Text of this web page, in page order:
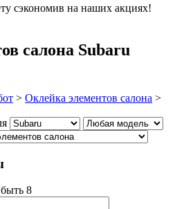
сэкономив на наших акциях!
салона Subaru
> Оклейка элементов салона >
8